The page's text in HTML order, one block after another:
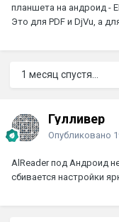
планшета на андроид -
Это для PDF и DjVu, а
1 месяц спустя...
Гулливер
Опубликовано
AlReader под Андроид
сбивается настройки